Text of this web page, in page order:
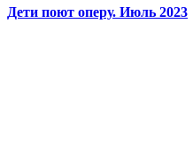
Дети поют оперу. Июль 2023